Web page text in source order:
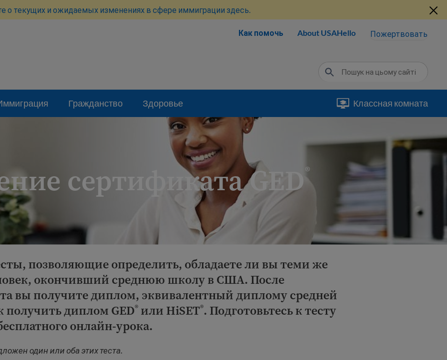
о текущих и ожидаемых изменениях в сфере иммиграции здесь.
Как помочь About USAHello Пожертвовать
Гражданство Здоровье Классная комната
сертификата GED®
позволяющие определить, обладаете ли вы теми же
окончивший среднюю школу в США. После
вы получите диплом, эквивалентный диплому средней
диплом GED® или HiSET®. Подготовьтесь к тесту
онлайн-урока.
один или оба этих теста.